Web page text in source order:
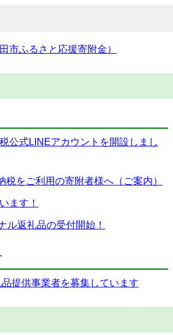
市ふるさと応援寄附金）
公式LINEアカウントを開設しまし
税をご利用の寄附者様へ（ご案内）
ます！
ル返礼品の受付開始！
提供事業者を募集しています